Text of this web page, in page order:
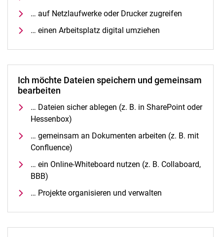
… auf Netzlaufwerke oder Drucker zugreifen
… einen Arbeitsplatz digital umziehen
Ich möchte Dateien speichern und gemeinsam
bearbeiten
… Dateien sicher ablegen (z. B. in SharePoint oder
Hessenbox)
… gemeinsam an Dokumenten arbeiten (z. B. mit
Confluence)
… ein Online-Whiteboard nutzen (z. B. Collaboard,
BBB)
… Projekte organisieren und verwalten